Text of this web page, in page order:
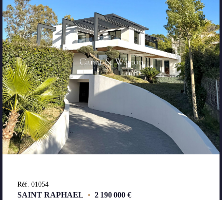
Réf. 01054
SAINT RAPHAEL • 2 190 000 €